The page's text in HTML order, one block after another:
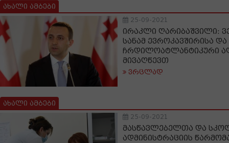
ახალი ამბები
25-09-2021
ირაკლი ღარიბაშვილი:
სანამ ევროკავშირისა და
ჩრდილოატლანტიკური
მივაღწევთ
ვრცლად
ახალი ამბები
25-09-2021
მასწავლებელთა და
ადმინისტრაციის